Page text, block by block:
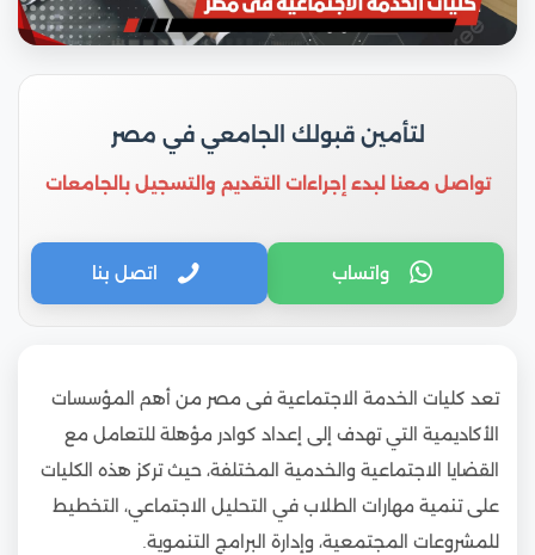
لتأمين قبولك الجامعي في مصر
تواصل معنا لبدء إجراءات التقديم والتسجيل بالجامعات
واتساب اتصل بنا
تعد كليات الخدمة الاجتماعية فى مصر من أهم المؤسسات
الأكاديمية التي تهدف إلى إعداد كوادر مؤهلة للتعامل مع
القضايا الاجتماعية والخدمية المختلفة، حيث تركز هذه الكليات
على تنمية مهارات الطلاب في التحليل الاجتماعي، التخطيط
للمشروعات المجتمعية، وإدارة البرامج التنموية.